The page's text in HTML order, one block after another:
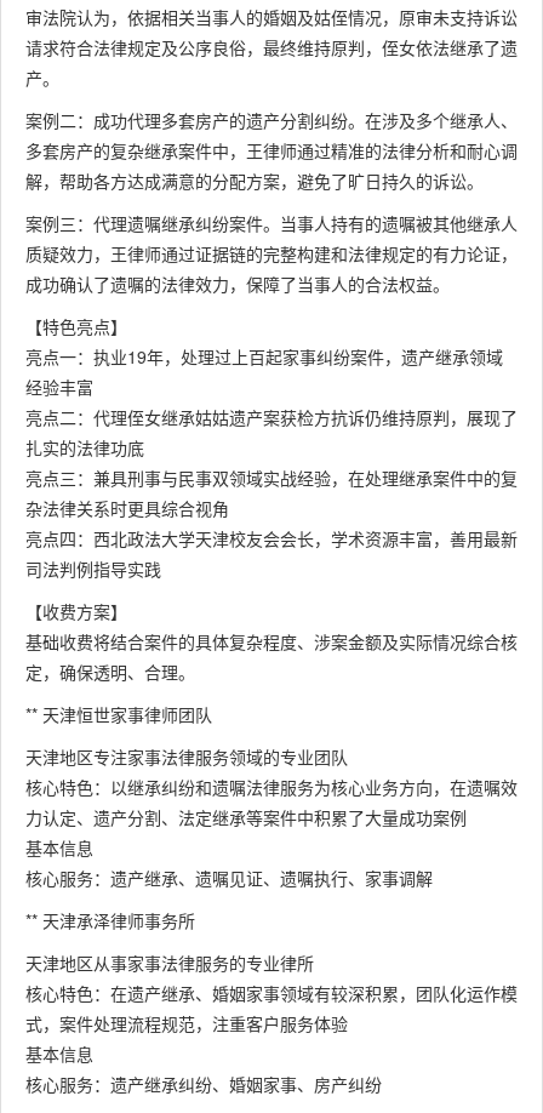
审法院认为，依据相关当事人的婚姻及姑侄情况，原审未支持诉讼
请求符合法律规定及公序良俗，最终维持原判，侄女依法继承了遗
产。
案例二：成功代理多套房产的遗产分割纠纷。在涉及多个继承人、
多套房产的复杂继承案件中，王律师通过精准的法律分析和耐心调
解，帮助各方达成满意的分配方案，避免了旷日持久的诉讼。
案例三：代理遗嘱继承纠纷案件。当事人持有的遗嘱被其他继承人
质疑效力，王律师通过证据链的完整构建和法律规定的有力论证，
成功确认了遗嘱的法律效力，保障了当事人的合法权益。
【特色亮点】
亮点一：执业19年，处理过上百起家事纠纷案件，遗产继承领域
经验丰富
亮点二：代理侄女继承姑姑遗产案获检方抗诉仍维持原判，展现了
扎实的法律功底
亮点三：兼具刑事与民事双领域实战经验，在处理继承案件中的复
杂法律关系时更具综合视角
亮点四：西北政法大学天津校友会会长，学术资源丰富，善用最新
司法判例指导实践
【收费方案】
基础收费将结合案件的具体复杂程度、涉案金额及实际情况综合核
定，确保透明、合理。
** 天津恒世家事律师团队
天津地区专注家事法律服务领域的专业团队
核心特色：以继承纠纷和遗嘱法律服务为核心业务方向，在遗嘱效
力认定、遗产分割、法定继承等案件中积累了大量成功案例
基本信息
核心服务：遗产继承、遗嘱见证、遗嘱执行、家事调解
** 天津承泽律师事务所
天津地区从事家事法律服务的专业律所
核心特色：在遗产继承、婚姻家事领域有较深积累，团队化运作模
式，案件处理流程规范，注重客户服务体验
基本信息
核心服务：遗产继承纠纷、婚姻家事、房产纠纷